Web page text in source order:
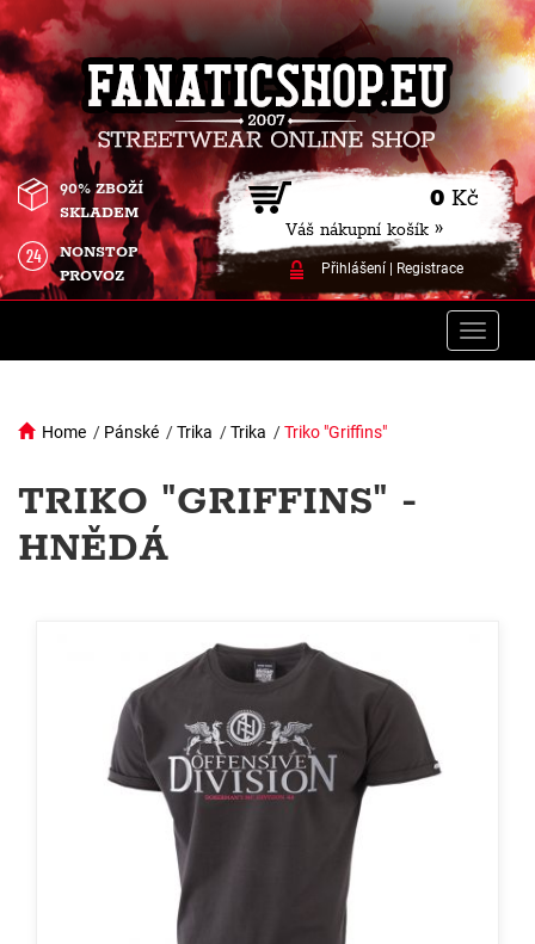
0 Kč
Váš nákupní košík »
Přihlášení| Registrace
90% ZBOŽÍ
SKLADEM
NONSTOP
PROVOZ
Toggle
Home / Pánské /Trika /Trika /Triko "Griffins"
TRIKO "GRIFFINS" -
HNĚDÁ